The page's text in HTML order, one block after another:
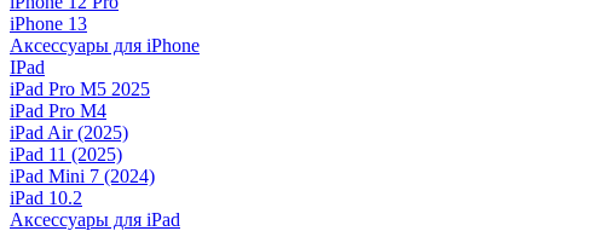
iPhone 13
Аксессуары для iPhone
IPad
iPad Pro M5 2025
iPad Pro M4
iPad Air (2025)
iPad 11 (2025)
iPad Mini 7 (2024)
iPad 10.2
Аксессуары для iPad